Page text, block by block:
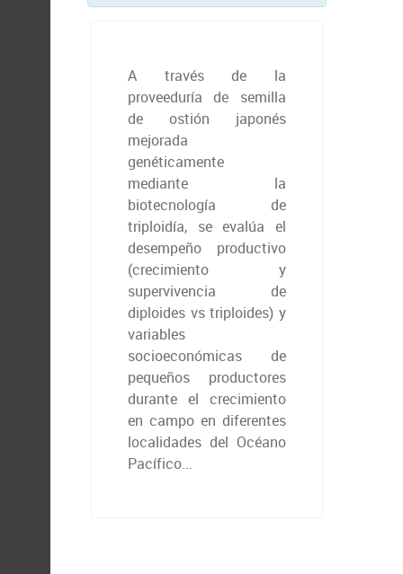
A través de la
proveeduría de semilla
de ostión japonés
mejorada
genéticamente
mediante la
biotecnología de
triploidía, se evalúa el
desempeño productivo
(crecimiento y
supervivencia de
diploides vs triploides) y
variables
socioeconómicas de
pequeños productores
durante el crecimiento
en campo en diferentes
localidades del Océano
Pacífico...